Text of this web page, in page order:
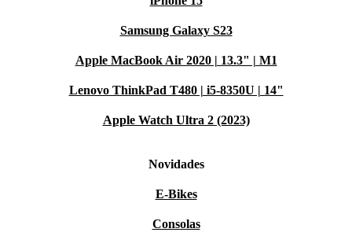
Samsung Galaxy S23
Apple MacBook Air 2020 | 13.3" | M1
Lenovo ThinkPad T480 | i5-8350U | 14"
Apple Watch Ultra 2 (2023)
Novidades
E-Bikes
Consolas